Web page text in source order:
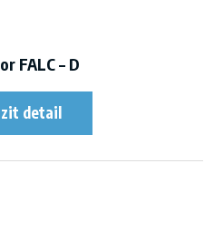
FALC – D